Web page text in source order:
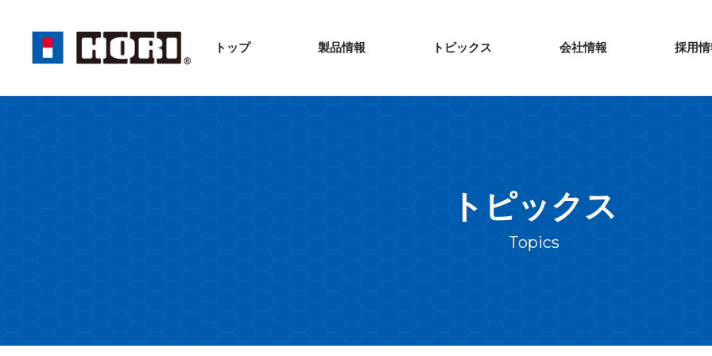
トップ 製品情報 トピックス 会社情報 採用
トピックス
Topics